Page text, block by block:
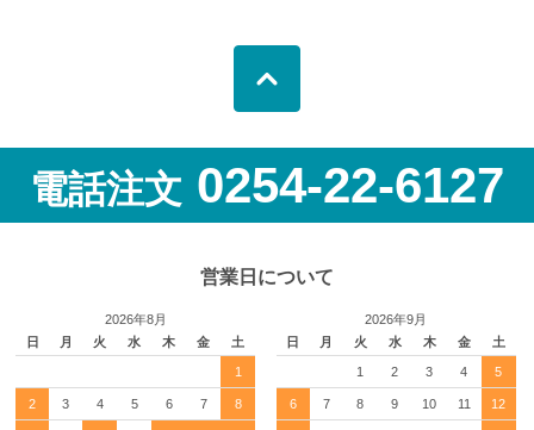
電話注文 0254-22-6127
営業日について
2026年8月
日
月 火 水 木 金 土
1
2 3 4 5 6 7 8
2026年9月
日
月 火 水 木 金 土
1 2 3 4 5
6 7 8 9 10 11 12